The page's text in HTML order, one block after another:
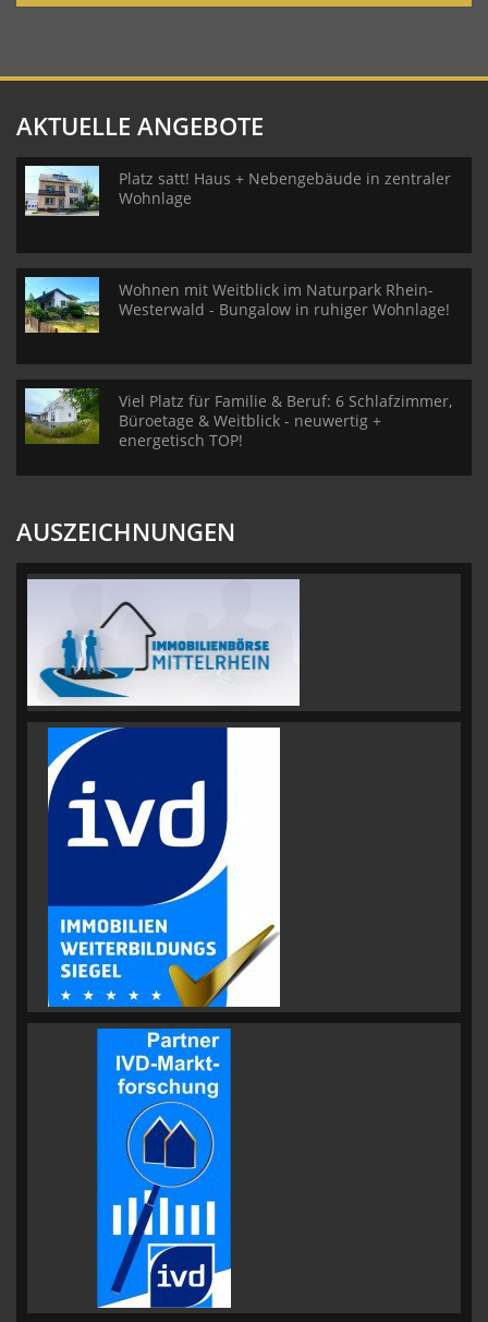
AKTUELLE ANGEBOTE
Platz satt! Haus + Nebengebäude in zentraler
Wohnlage
Wohnen mit Weitblick im Naturpark Rhein-
Westerwald - Bungalow in ruhiger Wohnlage!
Viel Platz für Familie & Beruf: 6 Schlafzimmer,
Büroetage & Weitblick - neuwertig +
energetisch TOP!
AUSZEICHNUNGEN